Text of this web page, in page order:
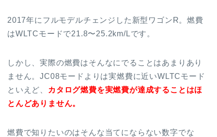
2017年にフルモデルチェンジした新型ワゴンR。燃費
はWLTCモードで21.8〜25.2km/Lです。
しかし、実際の燃費はそんなにでることはあまりあり
ません。JC08モードよりは実燃費に近いWLTCモード
といえど、
カタログ燃費を実燃費が達成することはほ
とんどありません。
燃費で知りたいのはそんな当てにならない数字でな